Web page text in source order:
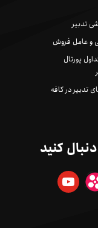
تدبیر
و عامل فروش
پورتال
در کافه
کنید